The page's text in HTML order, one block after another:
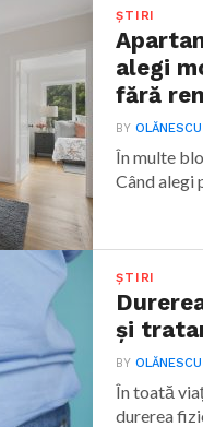
ȘTIRI
alegi
fără
BY
În multe
Când alegi
ȘTIRI
și
BY
În toată
durerea